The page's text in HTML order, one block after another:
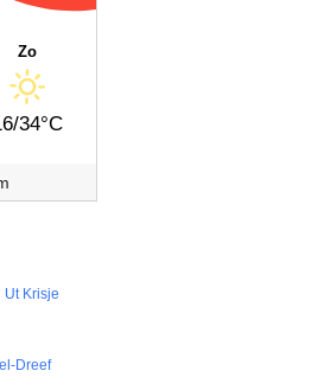
Zo
34°C
Krisje
Dreef